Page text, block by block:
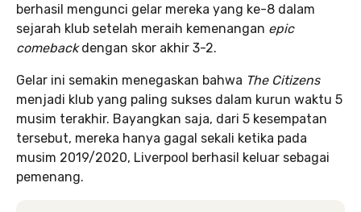
berhasil mengunci gelar mereka yang ke-8 dalam
sejarah klub setelah meraih kemenangan epic
comebackdengan skor akhir 3-2.
Gelar ini semakin menegaskan bahwa The Citizens
menjadi klub yang paling sukses dalam kurun waktu 5
musim terakhir. Bayangkan saja, dari 5 kesempatan
tersebut, mereka hanya gagal sekali ketika pada
musim 2019/2020, Liverpool berhasil keluar sebagai
pemenang.